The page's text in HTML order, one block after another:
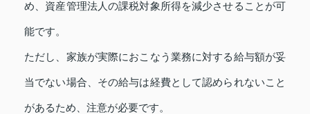
め、資産管理法人の課税対象所得を減少させることが可
能です。
ただし、家族が実際におこなう業務に対する給与額が妥
当でない場合、その給与は経費として認められないこと
があるため、注意が必要です。